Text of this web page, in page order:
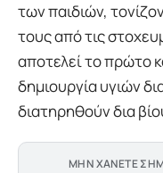
των παιδιών,
τους από τις
αποτελεί το πρώτο
δημιουργία υγιών
διατηρηθούν δια
ΜΗΝ ΧΑΝΕΤΕ